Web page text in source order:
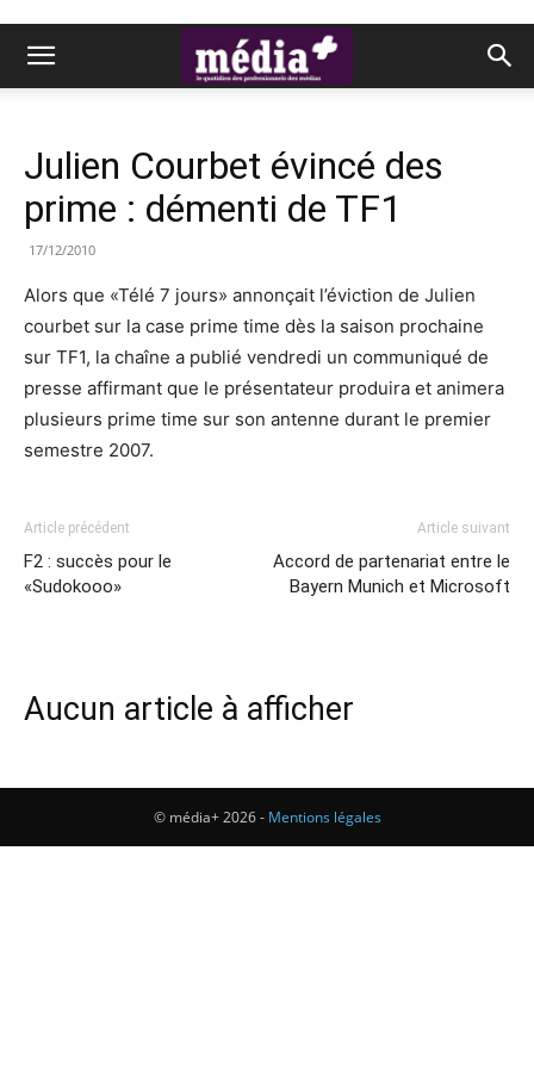
Julien Courbet évincé des
prime : démenti de TF1
17/12/2010
Alors que «Télé 7 jours» annonçait l’éviction de Julien
courbet sur la case prime time dès la saison prochaine
sur TF1, la chaîne a publié vendredi un communiqué de
presse affirmant que le présentateur produira et animera
plusieurs prime time sur son antenne durant le premier
semestre 2007.
Article précédent
F2 : succès pour le
«Sudokooo»
Article suivant
Accord de partenariat entre le
Bayern Munich et Microsoft
Aucun article à afficher
© média+ 2026 - Mentions légales